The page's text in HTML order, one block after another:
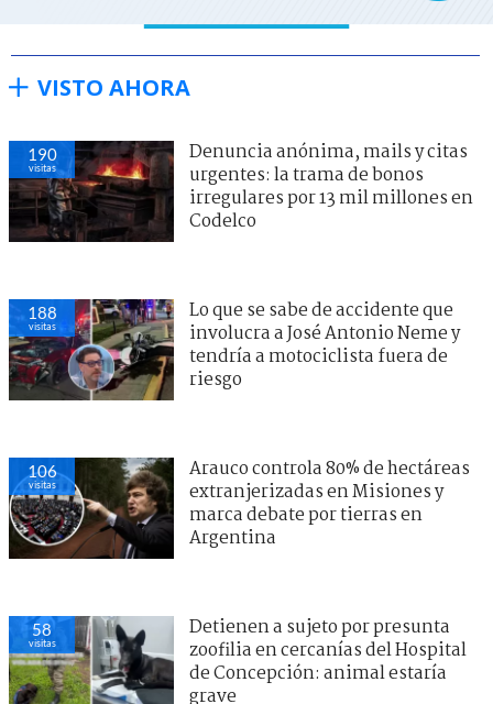
VISTO AHORA
190
visitas
Denuncia anónima, mails y citas
urgentes: la trama de bonos
irregulares por 13 mil millones en
Codelco
188
visitas
Lo que se sabe de accidente que
involucra a José Antonio Neme y
tendría a motociclista fuera de
riesgo
106
visitas
Arauco controla 80% de hectáreas
extranjerizadas en Misiones y
marca debate por tierras en
Argentina
58
visitas
Detienen a sujeto por presunta
zoofilia en cercanías del Hospital
de Concepción: animal estaría
grave